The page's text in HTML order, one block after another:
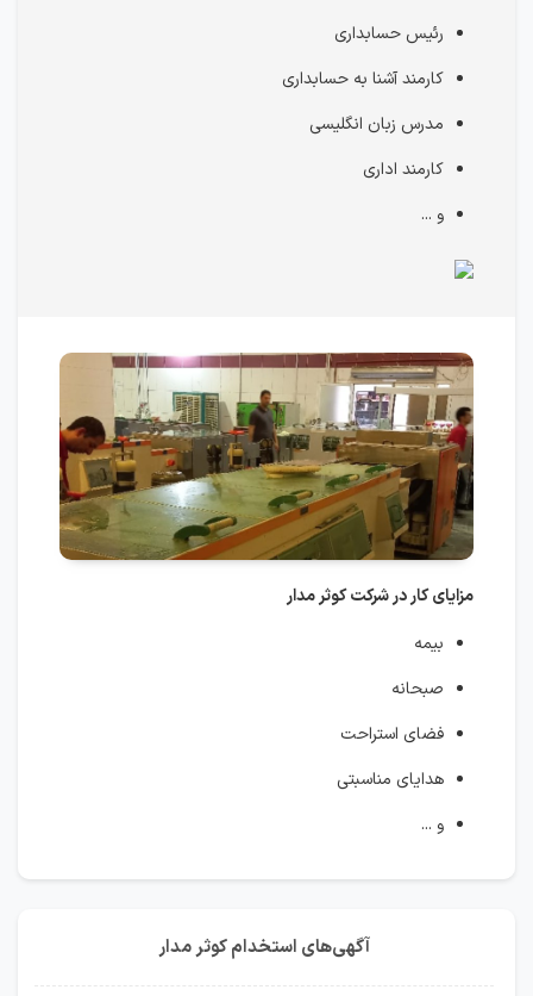
رئیس حسابداری
کارمند آشنا به حسابداری
مدرس زبان انگلیسی
کارمند اداری
و ...
مزایای کار در شرکت کوثر مدار
بیمه
صبحانه
فضای استراحت
هدایای مناسبتی
و ...
آگهی‌های استخدام کوثر مدار